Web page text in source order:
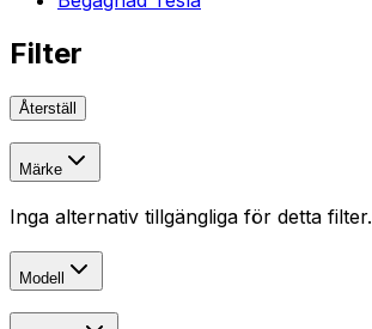
Filter
Återställ
Märke
Inga alternativ tillgängliga för detta filter.
Modell